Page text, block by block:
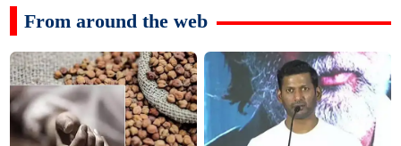
From around the web